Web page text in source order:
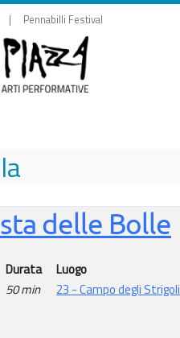
| Pennabilli Festival
delle Bolle
Durata
50 min
Luogo
23 - Campo degli Strigoli